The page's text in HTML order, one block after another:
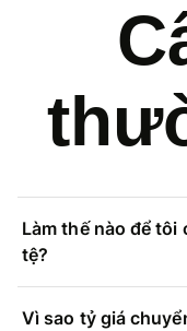
Làm thế nào để tôi
tệ?
Vì sao tỷ giá